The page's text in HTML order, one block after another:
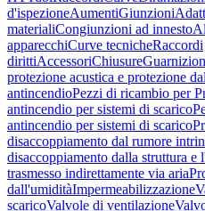
d'ispezioneAumentiGiunzioni
materialiCongiunzioni ad innesto
apparecchiCurve tecnicheRaccordi
dirittiAccessoriChiusure
protezione acustica e protezione
antincendioPezzi di ricambio per
antincendio per sistemi di scarico
antincendio per sistemi di scarico
disaccoppiamento dal rumore
disaccoppiamento dalla struttura e
trasmesso indirettamente via aria
dall'umiditàImpermeabilizzazione
scaricoValvole di ventilazione